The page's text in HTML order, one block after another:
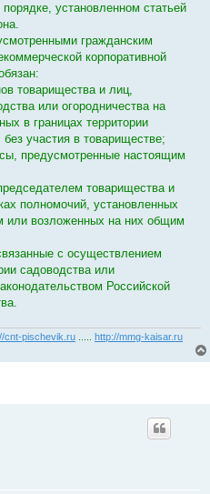
установленном статьей
гражданским
корпоративной
товарищества и лиц,
или огородничества на
в границах территории
участия в товариществе;
предусмотренные настоящим
товарищества и
полномочий, установленных
или возложенных на них общим
с осуществлением
садоводства или
Российской
cnt-pischevik.ru http://mmg-kaisar.ru